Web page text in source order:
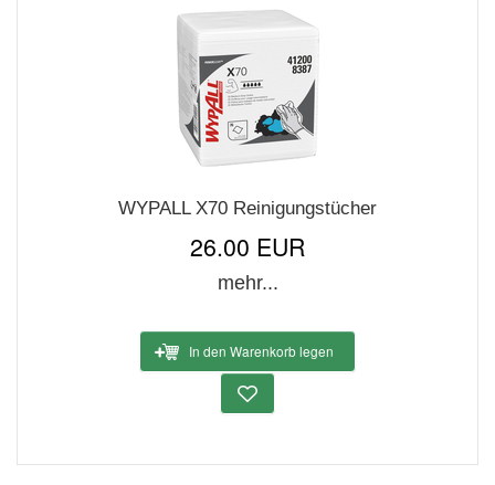
WYPALL X70 Reinigungstücher
26.00 EUR
mehr...
In den Warenkorb legen